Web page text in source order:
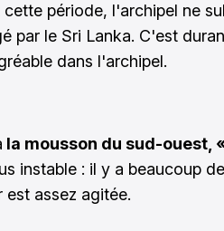
période, l'archipel ne
par le Sri Lanka. C'est
dans l'archipel.
la mousson du sud-ouest,
instable : il y a beaucoup
assez agitée.